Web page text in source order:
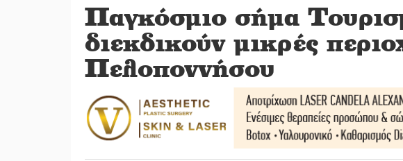
Παγκόσμιο σήμα
διεκδικούν μικρές
Πελοποννήσου